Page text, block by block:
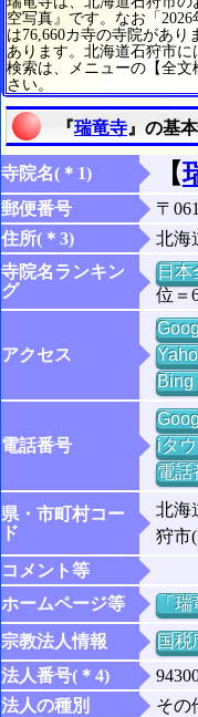
空写真』です。なお「
は76,660カ寺の寺院があり
あります。北海道石狩市
検索は、メニューの【全
さい。
『瑞竜寺 』の基
寺院名(＊1) 【
郵便番号
〒
住所(＊3)
北海
寺院名ランキン
グ
日本
位＝
アクセス
Bing
電話番号
iタ
電話
県・市町村コー
ド
北海
狩市
コメント等
ホームページ等
「瑞
宗教法人情報
国税
法人番号(＊4)
法人の種別
その